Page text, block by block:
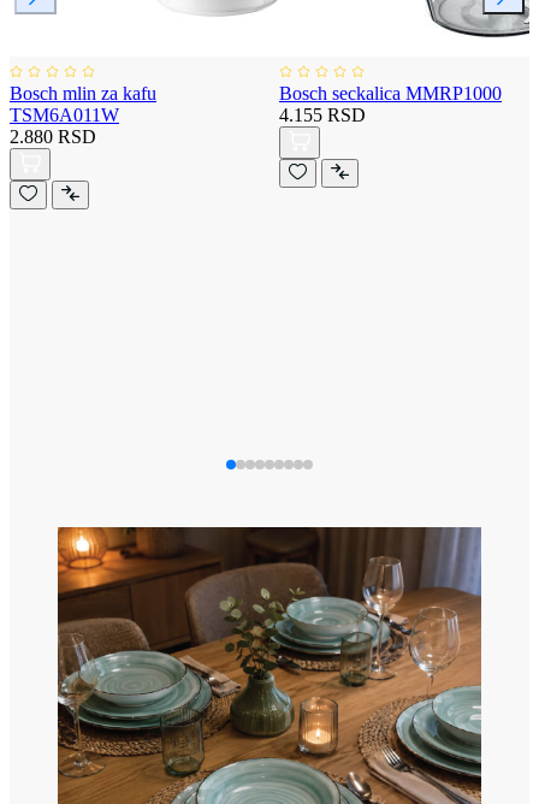
Bosch mlin za kafu
TSM6A011W
2.880 RSD
Bosch seckalica MMRP1000
4.155 RSD